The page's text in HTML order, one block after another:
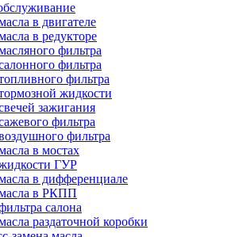
в двигателе
в редукторе
фильтра
фильтра
фильтра
жидкости
зажигания
фильтра
фильтра
в мостах
ГУР
в дифференциале
в РКПП
салона
раздаточной коробки